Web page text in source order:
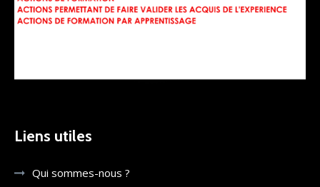
Liens utiles
Qui sommes-nous ?